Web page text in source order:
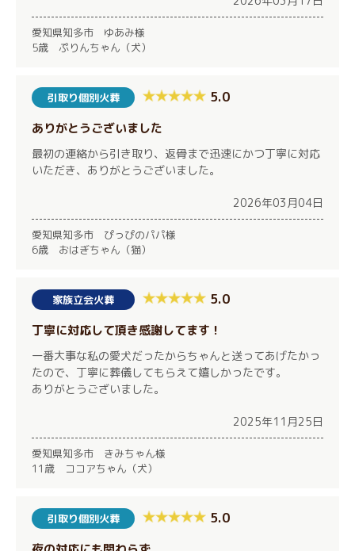
愛知県知多市 ゆあみ様
5歳 ぷりんちゃん（犬）
引取り個別火葬 5.0
ありがとうございました
最初の連絡から引き取り、返骨まで迅速にかつ丁寧に対応
いただき、ありがとうございました。
2026年03月04日
愛知県知多市 ぴっぴのパパ様
6歳 おはぎちゃん（猫）
家族立会火葬 5.0
丁寧に対応して頂き感謝してます！
一番大事な私の愛犬だったからちゃんと送ってあげたかっ
たので、丁寧に葬儀してもらえて嬉しかったです。
ありがとうございました。
2025年11月25日
愛知県知多市 きみちゃん様
11歳 ココアちゃん（犬）
引取り個別火葬 5.0